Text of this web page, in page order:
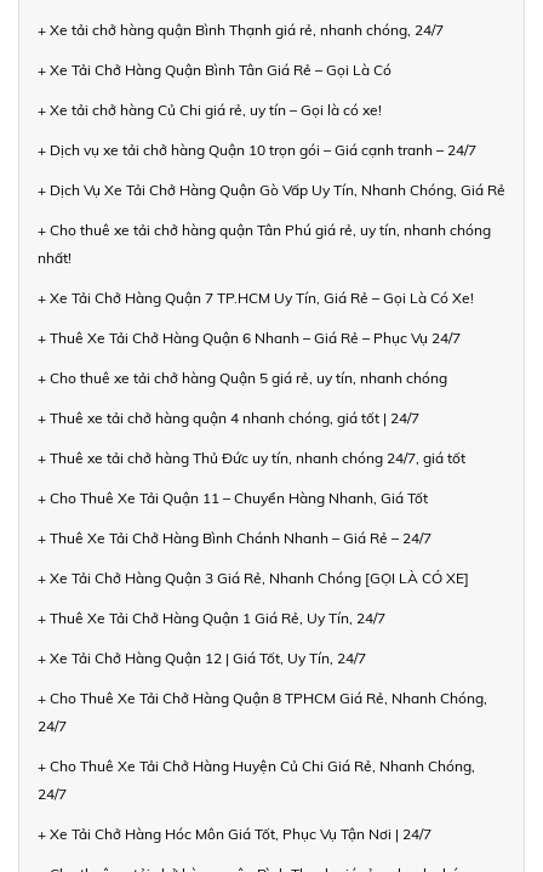
+ Xe tải chở hàng quận Bình Thạnh giá rẻ, nhanh chóng, 24/7
+ Xe Tải Chở Hàng Quận Bình Tân Giá Rẻ – Gọi Là Có
+ Xe tải chở hàng Củ Chi giá rẻ, uy tín – Gọi là có xe!
+ Dịch vụ xe tải chở hàng Quận 10 trọn gói – Giá cạnh tranh – 24/7
+ Dịch Vụ Xe Tải Chở Hàng Quận Gò Vấp Uy Tín, Nhanh Chóng, Giá Rẻ
+ Cho thuê xe tải chở hàng quận Tân Phú giá rẻ, uy tín, nhanh chóng
nhất!
+ Xe Tải Chở Hàng Quận 7 TP.HCM Uy Tín, Giá Rẻ – Gọi Là Có Xe!
+ Thuê Xe Tải Chở Hàng Quận 6 Nhanh – Giá Rẻ – Phục Vụ 24/7
+ Cho thuê xe tải chở hàng Quận 5 giá rẻ, uy tín, nhanh chóng
+ Thuê xe tải chở hàng quận 4 nhanh chóng, giá tốt | 24/7
+ Thuê xe tải chở hàng Thủ Đức uy tín, nhanh chóng 24/7, giá tốt
+ Cho Thuê Xe Tải Quận 11 – Chuyển Hàng Nhanh, Giá Tốt
+ Thuê Xe Tải Chở Hàng Bình Chánh Nhanh – Giá Rẻ – 24/7
+ Xe Tải Chở Hàng Quận 3 Giá Rẻ, Nhanh Chóng [GỌI LÀ CÓ XE]
+ Thuê Xe Tải Chở Hàng Quận 1 Giá Rẻ, Uy Tín, 24/7
+ Xe Tải Chở Hàng Quận 12 | Giá Tốt, Uy Tín, 24/7
+ Cho Thuê Xe Tải Chở Hàng Quận 8 TPHCM Giá Rẻ, Nhanh Chóng,
24/7
+ Cho Thuê Xe Tải Chở Hàng Huyện Củ Chi Giá Rẻ, Nhanh Chóng,
24/7
+ Xe Tải Chở Hàng Hóc Môn Giá Tốt, Phục Vụ Tận Nơi | 24/7